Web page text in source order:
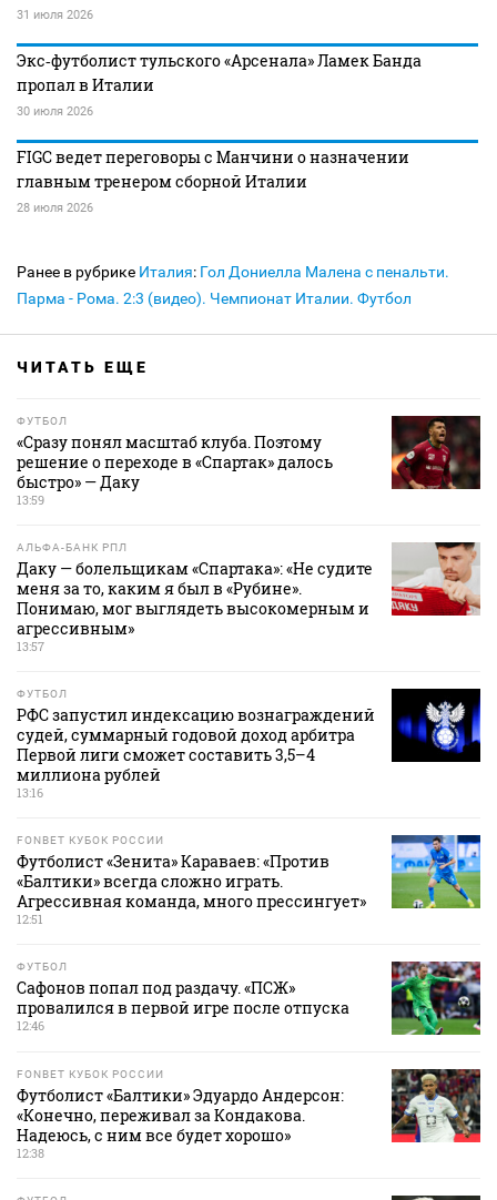
31 июля 2026
Экс‑футболист тульского «Арсенала» Ламек Банда
пропал в Италии
30 июля 2026
FIGC ведет переговоры с Манчини о назначении
главным тренером сборной Италии
28 июля 2026
Ранее в рубрике Италия: Гол Дониелла Малена с пенальти.
Парма - Рома. 2:3 (видео). Чемпионат Италии. Футбол
ЧИТАТЬ ЕЩЕ
ФУТБОЛ
«Сразу понял масштаб клуба. Поэтому
решение о переходе в «Спартак» далось
быстро» — Даку
13:59
АЛЬФА-БАНК РПЛ
Даку — болельщикам «Спартака»: «Не судите
меня за то, каким я был в «Рубине».
Понимаю, мог выглядеть высокомерным и
агрессивным»
13:57
ФУТБОЛ
РФС запустил индексацию вознаграждений
судей, суммарный годовой доход арбитра
Первой лиги сможет составить 3,5–4
миллиона рублей
13:16
FONBET КУБОК РОССИИ
Футболист «Зенита» Караваев: «Против
«Балтики» всегда сложно играть.
Агрессивная команда, много прессингует»
12:51
ФУТБОЛ
Сафонов попал под раздачу. «ПСЖ»
провалился в первой игре после отпуска
12:46
FONBET КУБОК РОССИИ
Футболист «Балтики» Эдуардо Андерсон:
«Конечно, переживал за Кондакова.
Надеюсь, с ним все будет хорошо»
12:38